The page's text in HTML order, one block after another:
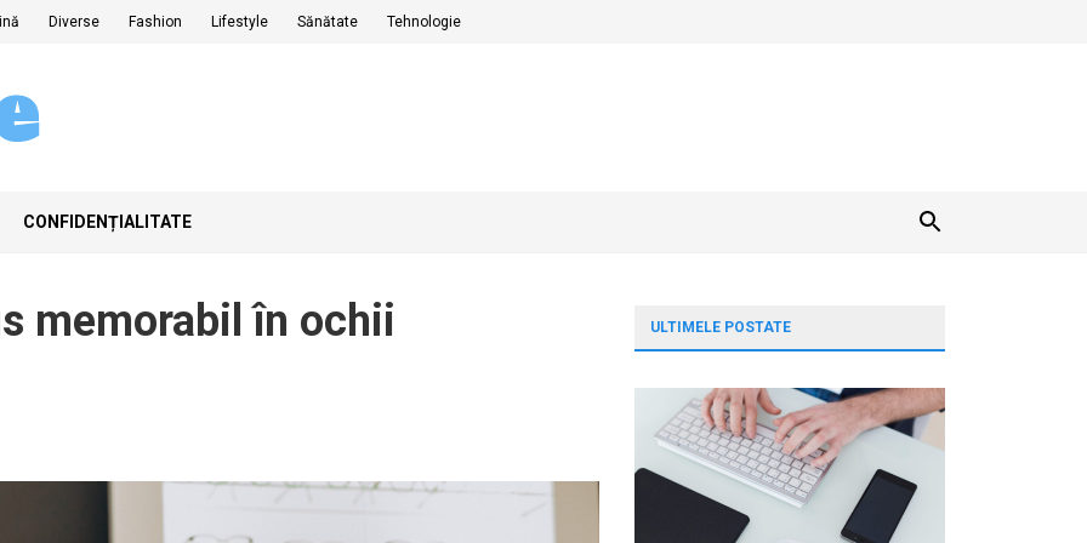
Diverse Fashion Lifestyle Sănătate Tehnologie
CONFIDENȚIALITATE
memorabil în ochii
ULTIMELE POSTATE